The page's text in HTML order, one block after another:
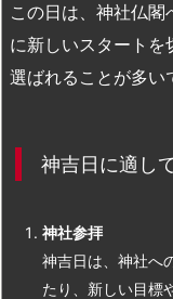
この日は、神社仏
に新しいスタートを
選ばれることが多い
神吉日に適し
神社参拝
神吉日は、神社へ
たり、新しい目標